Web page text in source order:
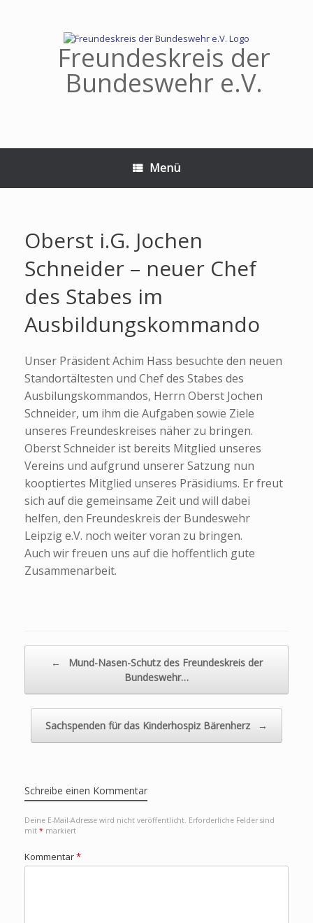
Freundeskreis der
Bundeswehr e.V.
Menü
Oberst i.G. Jochen
Schneider – neuer Chef
des Stabes im
Ausbildungskommando
Unser Präsident Achim Hass besuchte den neuen
Standortältesten und Chef des Stabes des
Ausbilungskommandos, Herrn Oberst Jochen
Schneider, um ihm die Aufgaben sowie Ziele
unseres Freundeskreises näher zu bringen.
Oberst Schneider ist bereits Mitglied unseres
Vereins und aufgrund unserer Satzung nun
kooptiertes Mitglied unseres Präsidiums. Er freut
sich auf die gemeinsame Zeit und will dabei
helfen, den Freundeskreis der Bundeswehr
Leipzig e.V. noch weiter voran zu bringen.
Auch wir freuen uns auf die hoffentlich gute
Zusammenarbeit.
←
Mund-Nasen-Schutz des Freundeskreis der
Bundeswehr…
Sachspenden für das Kinderhospiz Bärenherz →
Schreibe einen Kommentar
Deine E-Mail-Adresse wird nicht veröffentlicht. Erforderliche Felder sind
mit * markiert
Kommentar*